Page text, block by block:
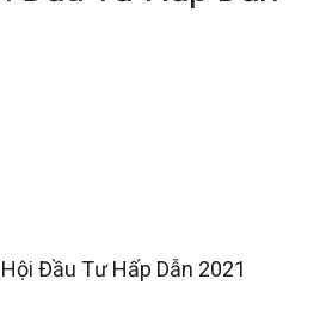
Đầu Tư Hấp Dẫn 2021